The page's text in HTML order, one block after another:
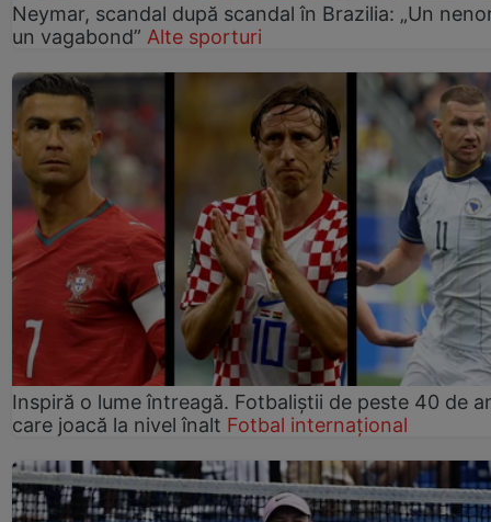
Neymar, scandal după scandal în Brazilia: „Un
un vagabond” Alte sporturi
Inspiră o lume întreagă. Fotbaliștii de peste 40 de
care joacă la nivel înalt Fotbal internațional